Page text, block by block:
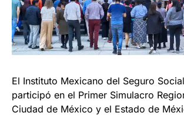
El Instituto Mexicano del Seguro
participó en el Primer Simulacro
Ciudad de México y el Estado de